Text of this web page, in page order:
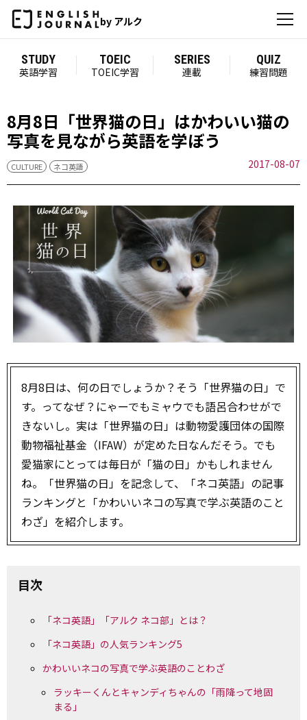
by アルク
STUDY
英語学習
TOEIC
TOEIC学習
SERIES
連載
QUIZ
練習問題
8月8日「世界猫の日」はかわいい猫の
写真を見ながら英語を学ぼう
CULTURE ネコ英語 2017-08-07
8月8日は、何の日でしょうか？そう「世界猫の日」で
す。ってなぜ？にゃーでもミャウでも語呂合わせがで
きないし。実は「世界猫の日」は動物愛護団体の国際
動物福祉基金（IFAW）が定めた日なんだそう。でも
愛猫家にとっては毎日が「猫の日」かもしれません
ね。「世界猫の日」を記念して、「ネコ英語」の記事
ランキングと「かわいいネコの写真で学ぶ英語のこと
わざ」を紹介します。
目次
「ネコ英語」「アルク ネコ部」とは？
「ネコ英語」の人気ランキング5
かわいいネコの写真で学ぶ英語のことわざ
ラッキーくんとキャンディちゃんの「雨降って地固
まる」